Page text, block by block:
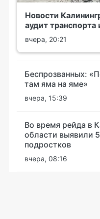
Новости
аудит
вчера, 20:21
Беспрозванных:
там яма на яме»
вчера, 15:39
Во время рейда в
области выявили
подростков
вчера, 08:16